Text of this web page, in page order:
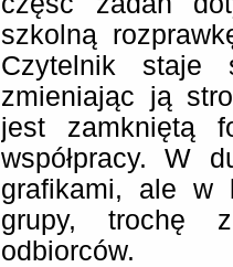
szkolną
Czytelnik staje
zmieniając ją
jest zamkniętą
współpracy. W
grafikami, ale w
grupy, trochę
odbiorców.